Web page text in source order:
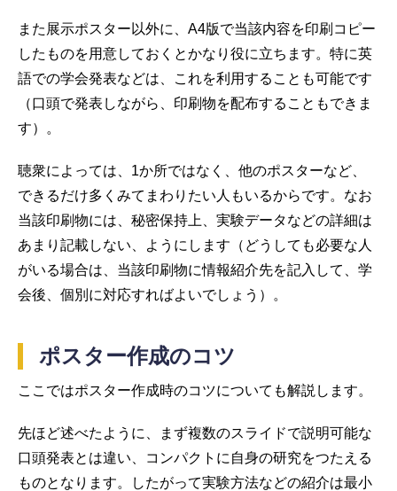
また展示ポスター以外に、A4版で当該内容を印刷コピー
したものを用意しておくとかなり役に立ちます。特に英
語での学会発表などは、これを利用することも可能です
（口頭で発表しながら、印刷物を配布することもできま
す）。
聴衆によっては、1か所ではなく、他のポスターなど、
できるだけ多くみてまわりたい人もいるからです。なお
当該印刷物には、秘密保持上、実験データなどの詳細は
あまり記載しない、ようにします（どうしても必要な人
がいる場合は、当該印刷物に情報紹介先を記入して、学
会後、個別に対応すればよいでしょう）。
ポスター作成のコツ
ここではポスター作成時のコツについても解説します。
先ほど述べたように、まず複数のスライドで説明可能な
口頭発表とは違い、コンパクトに自身の研究をつたえる
ものとなります。したがって実験方法などの紹介は最小